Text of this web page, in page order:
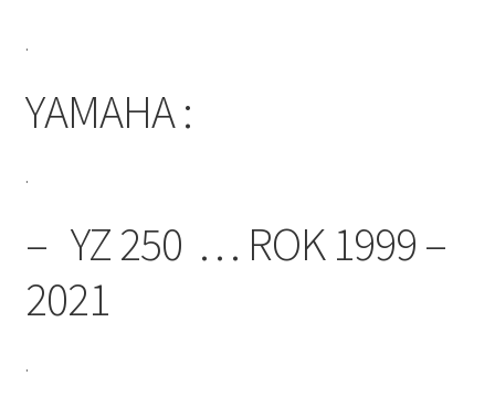
.
YAMAHA :
.
– YZ 250 … ROK 1999 –
2021
.